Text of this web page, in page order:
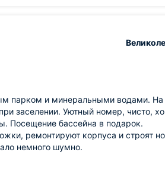
парком и минеральными водами. На
заселении. Уютный номер, чисто,
Посещение бассейна в подарок.
ремонтируют корпуса и строят
немного шумно.